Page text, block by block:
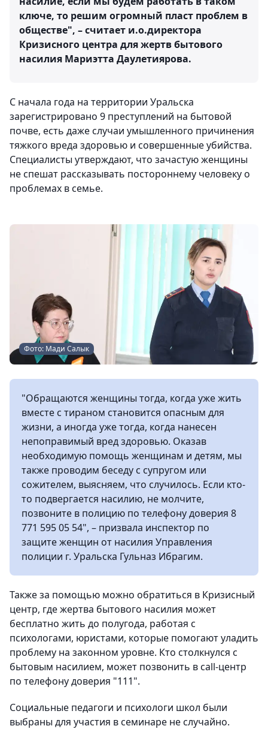
ключе, то решим огромный пласт проблем в
обществе", – считает и.о.директора
Кризисного центра для жертв бытового
насилия Мариэтта Даулетиярова.
С начала года на территории Уральска
зарегистрировано 9 преступлений на бытовой
почве, есть даже случаи умышленного причинения
тяжкого вреда здоровью и совершенные убийства.
Специалисты утверждают, что зачастую женщины
не спешат рассказывать постороннему человеку о
проблемах в семье.
Фото: Мади Салык
"Обращаются женщины тогда, когда уже жить
вместе с тираном становится опасным для
жизни, а иногда уже тогда, когда нанесен
непоправимый вред здоровью. Оказав
необходимую помощь женщинам и детям, мы
также проводим беседу с супругом или
сожителем, выясняем, что случилось. Если кто-
то подвергается насилию, не молчите,
позвоните в полицию по телефону доверия 8
771 595 05 54", – призвала инспектор по
защите женщин от насилия Управления
полиции г. Уральска Гульназ Ибрагим.
Также за помощью можно обратиться в Кризисный
центр, где жертва бытового насилия может
бесплатно жить до полугода, работая с
психологами, юристами, которые помогают уладить
проблему на законном уровне. Кто столкнулся с
бытовым насилием, может позвонить в call-центр
по телефону доверия "111".
Социальные педагоги и психологи школ были
выбраны для участия в семинаре не случайно.